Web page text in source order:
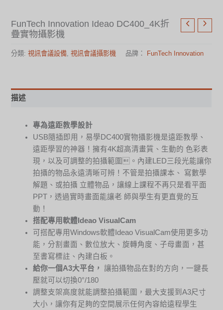
FunTech Innovation Ideao DC400_4K折
疊實物攝影機
分類:視訊會議設備 ,視訊會議攝影機 品牌： FunTech Innovation
描述
專為遠距教學設計
USB隨插即用，易學DC400實物攝影機是遠距教學、
遠距學習的神器！擁有4K超高清畫質、生動的 色彩表
現，以及可調整的拍攝範圍。內建LED三段光能讓你
拍攝的物品永遠清晰可辨！不管是拍攝課本、 寫數學
解題、或拍攝 立體物品，讓線上課程不再只是看平面
PPT，透過實時畫面能讓老 師與學生有更直覺的互
動！
搭配專用軟體Ideao VisualCam
可搭配專用Windows軟體Ideao VisualCam使用更多功
能，分割畫面、數位放大、旋轉角度、子母畫面，甚
至書寫標註、內建白板。
給你一個A3大平台，
讓拍攝物品在對的方向，一鍵長
壓就可以切換0°/180
調整支架高度就能調整拍攝範圍，最大支援到A3尺寸
大小，讓你有足夠的空間展示任何內容給遠程學生